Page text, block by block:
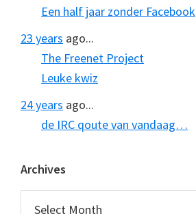
Een half jaar zonder Facebook
23 years ago...
The Freenet Project
Leuke kwiz
24 years ago...
de IRC qoute van vandaag…
Archives